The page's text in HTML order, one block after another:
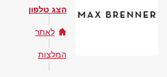
הצג טלפון
לאתר
המלצות